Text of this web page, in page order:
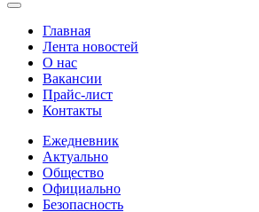
Главная
Лента новостей
О нас
Вакансии
Прайс-лист
Контакты
Ежедневник
Актуально
Общество
Официально
Безопасность